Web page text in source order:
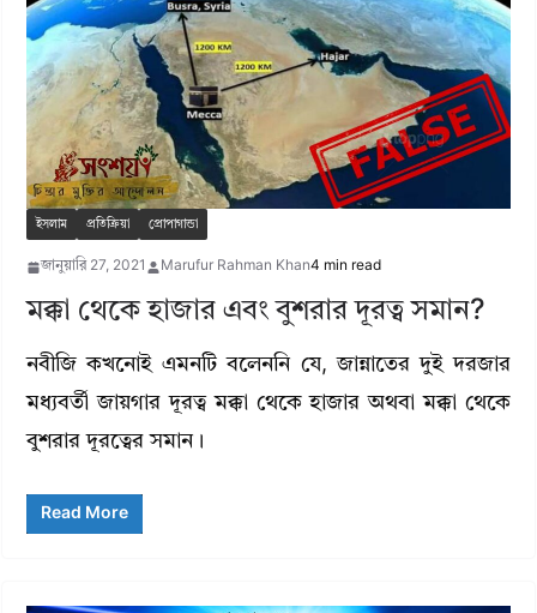
ইসলাম প্রতিক্রিয়া প্রোপাগান্ডা
জানুয়ারি 27, 2021 Marufur Rahman Khan4 min read
মক্কা থেকে হাজার এবং বুশরার দূরত্ব সমান?
নবীজি কখনোই এমনটি বলেননি যে, জান্নাতের দুই দরজার
মধ্যবর্তী জায়গার দূরত্ব মক্কা থেকে হাজার অথবা মক্কা থেকে
বুশরার দূরত্বের সমান।
Read More